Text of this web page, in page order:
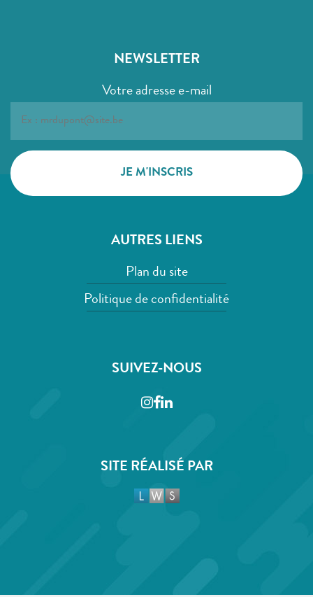
NEWSLETTER
Votre adresse e-mail
AUTRES LIENS
Plan du site
Politique de confidentialité
SUIVEZ-NOUS
Instagram
Facebook
LinkedIn
SITE RÉALISÉ PAR